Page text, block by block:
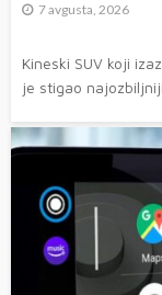
7 avgusta, 2026
Kineski SUV koji
je stigao